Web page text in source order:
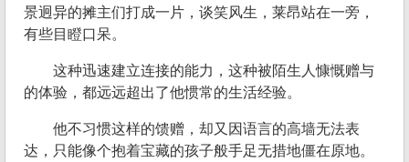
景迥异的摊主们打成一片，谈笑风生，莱昂站在一旁，
有些目瞪口呆。
这种迅速建立连接的能力，这种被陌生人慷慨赠与
的体验，都远远超出了他惯常的生活经验。
他不习惯这样的馈赠，却又因语言的高墙无法表
达，只能像个抱着宝藏的孩子般手足无措地僵在原地。